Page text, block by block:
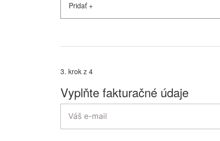
Pridať +
3. krok z 4
Vyplňte fakturačné údaje
Váš e-mail